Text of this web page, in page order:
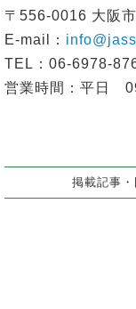
〒556-0016 大阪
E-mail：
TEL：06-6978-
営業時間：平日
掲載記事